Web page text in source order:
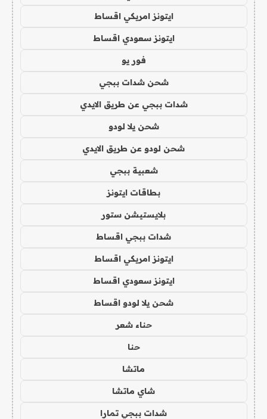
ايتونز امريكي اقساط
ايتونز سعودي اقساط
فور يو
شحن شدات ببجي
شدات ببجي عن طريق الايدي
شحن يلا لودو
شحن لودو عن طريق الايدي
شعبية ببجي
بطاقات ايتونز
بلايستيشن ستور
شدات ببجي اقساط
ايتونز امريكي اقساط
ايتونز سعودي اقساط
شحن يلا لودو اقساط
حناء شعر
حنا
ماتشا
شاي ماتشا
شدات ببجي تمارا